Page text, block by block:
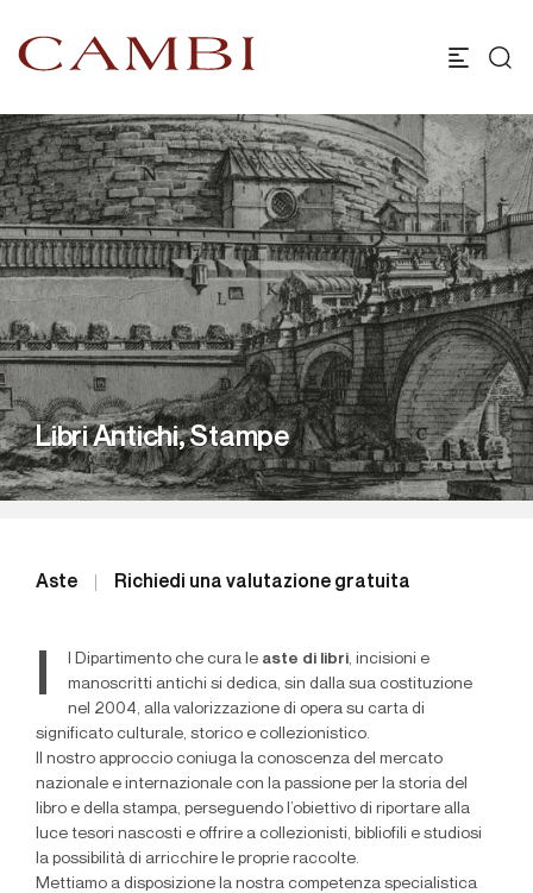
Libri Antichi, Stampe
Aste Richiedi una valutazione gratuita
I l Dipartimento che cura le aste di libri, incisioni e
manoscritti antichi si dedica, sin dalla sua costituzione
nel 2004, alla valorizzazione di opera su carta di
significato culturale, storico e collezionistico.
Il nostro approccio coniuga la conoscenza del mercato
nazionale e internazionale con la passione per la storia del
libro e della stampa, perseguendo l’obiettivo di riportare alla
luce tesori nascosti e offrire a collezionisti, bibliofili e studiosi
la possibilità di arricchire le proprie raccolte.
Mettiamo a disposizione la nostra competenza specialistica